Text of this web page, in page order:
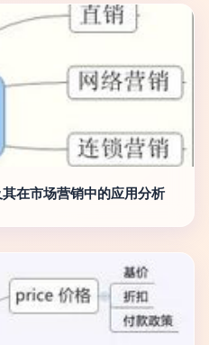
在市场营销中的应用分析